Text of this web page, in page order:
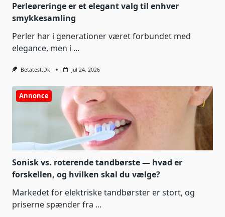
Perleøreringe er et elegant valg til enhver
smykkesamling
Perler har i generationer været forbundet med
elegance, men i ...
Betatest.dk Jul 24, 2026
Annonce
Sonisk vs. roterende tandbørste — hvad er
forskellen, og hvilken skal du vælge?
Markedet for elektriske tandbørster er stort, og
priserne spænder fra ...